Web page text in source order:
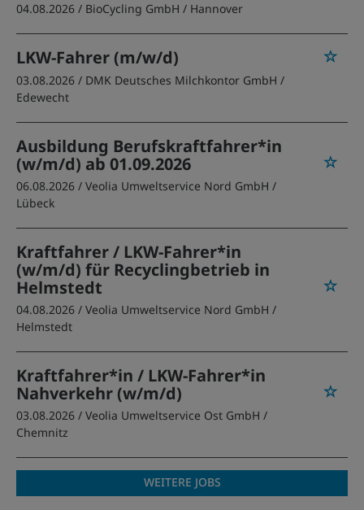
04.08.2026 / BioCycling GmbH / Hannover
LKW-Fahrer (m/w/d)
03.08.2026 / DMK Deutsches Milchkontor GmbH /
Edewecht
Ausbildung Berufskraftfahrer*in
(w/m/d) ab 01.09.2026
06.08.2026 / Veolia Umweltservice Nord GmbH /
Lübeck
Kraftfahrer / LKW-Fahrer*in
(w/m/d) für Recyclingbetrieb in
Helmstedt
04.08.2026 / Veolia Umweltservice Nord GmbH /
Helmstedt
Kraftfahrer*in / LKW-Fahrer*in
Nahverkehr (w/m/d)
03.08.2026 / Veolia Umweltservice Ost GmbH /
Chemnitz
WEITERE JOBS